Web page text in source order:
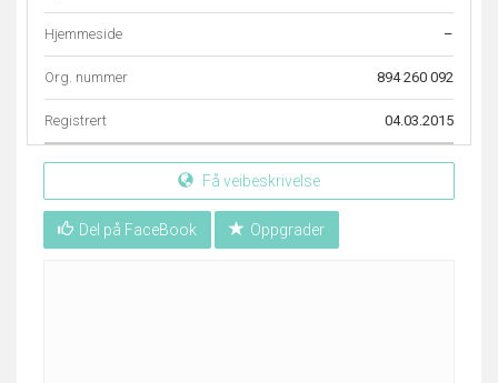
Hjemmeside –
Org. nummer 894 260 092
Registrert 04.03.2015
Få veibeskrivelse
Del på FaceBook Oppgrader